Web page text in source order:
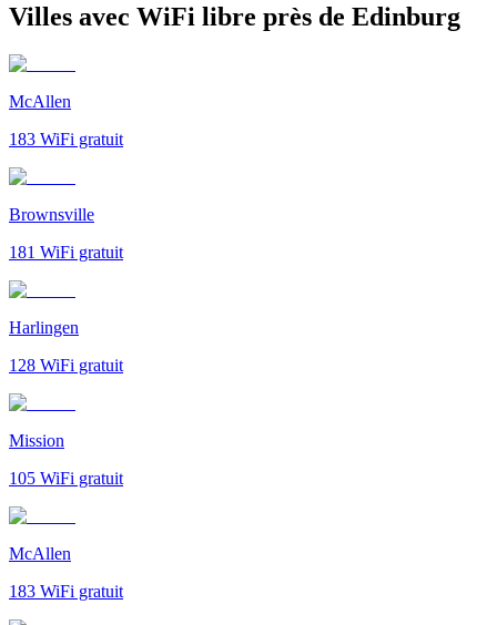
Villes avec WiFi libre près de Edinburg
McAllen
183 WiFi gratuit
Brownsville
181 WiFi gratuit
Harlingen
128 WiFi gratuit
Mission
105 WiFi gratuit
McAllen
183 WiFi gratuit